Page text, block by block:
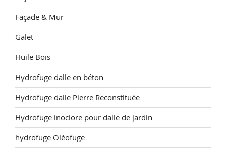
Façade & Mur
Galet
Huile Bois
Hydrofuge dalle en béton
Hydrofuge dalle Pierre Reconstituée
Hydrofuge inoclore pour dalle de jardin
hydrofuge Oléofuge